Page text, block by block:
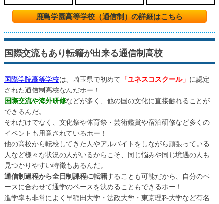
鹿島学園高等学校（通信制）の詳細はこちら
国際交流もあり転籍が出来る通信制高校
国際学院高等学校は、埼玉県で初めて 「ユネスコスクール」 に認定
された通信制高校なんだホー！
国際交流や海外研修などが多く、他の国の文化に直接触れることが
できるんだ。
それだけでなく、文化祭や体育祭・芸術鑑賞や宿泊研修など多くの
イベントも用意されているホー！
他の高校から転校してきた人やアルバイトをしながら頑張っている
人など様々な状況の人がいるからこそ、同じ悩みや同じ境遇の人も
見つかりやすい特徴もあるんだ。
通信制過程から全日制課程に転籍することも可能だから、自分のペ
ースに合わせて通学のペースを決めることもできるホー！
進学率も非常によく早稲田大学・法政大学・東京理科大学など有名